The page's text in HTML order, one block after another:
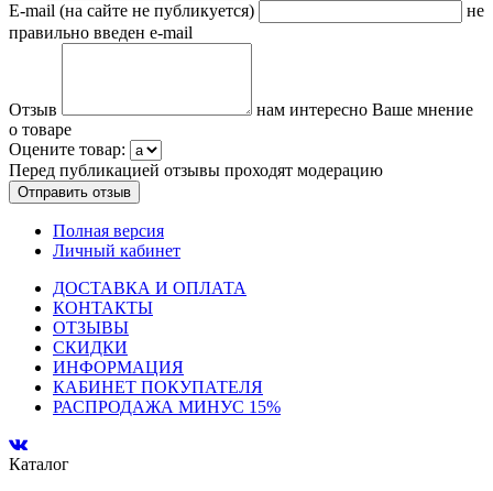
E-mail (на сайте не публикуется)
не
правильно введен e-mail
Отзыв
нам интересно Ваше мнение
о товаре
Оцените товар:
Перед публикацией отзывы проходят модерацию
Полная версия
Личный кабинет
ДОСТАВКА И ОПЛАТА
КОНТАКТЫ
ОТЗЫВЫ
СКИДКИ
ИНФОРМАЦИЯ
КАБИНЕТ ПОКУПАТЕЛЯ
РАСПРОДАЖА МИНУС 15%
Каталог